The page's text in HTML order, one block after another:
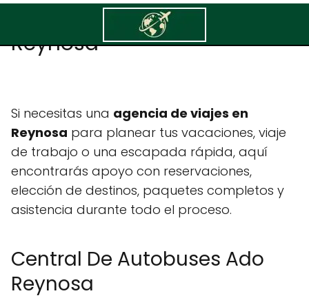
Central De Autobuses Ado
Reynosa
Si necesitas una agencia de viajes en
Reynosa para planear tus vacaciones, viaje
de trabajo o una escapada rápida, aquí
encontrarás apoyo con reservaciones,
elección de destinos, paquetes completos y
asistencia durante todo el proceso.
Central De Autobuses Ado
Reynosa